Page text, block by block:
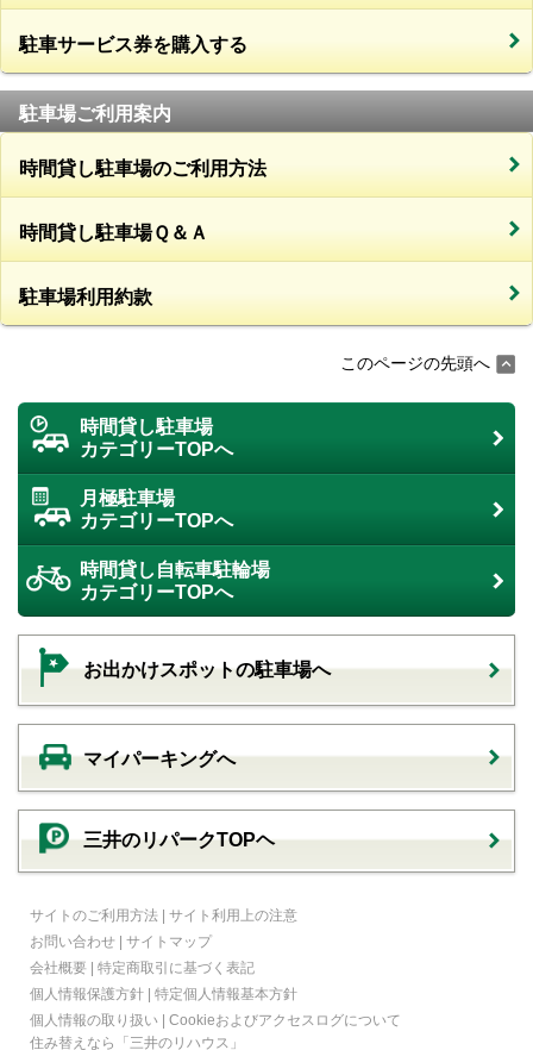
駐車サービス券を購入する
駐車場ご利用案内
時間貸し駐車場のご利用方法
時間貸し駐車場Ｑ＆Ａ
駐車場利用約款
このページの先頭へ
時間貸し駐車場
カテゴリーTOPへ
月極駐車場
カテゴリーTOPへ
時間貸し自転車駐輪場
カテゴリーTOPへ
お出かけスポットの駐車場へ
マイパーキングへ
三井のリパークTOPヘ
サイトのご利用方法 | サイト利用上の注意
お問い合わせ | サイトマップ
会社概要 | 特定商取引に基づく表記
個人情報保護方針 | 特定個人情報基本方針
個人情報の取り扱い | Cookieおよびアクセスログについて
住み替えなら
「三井のリハウス」